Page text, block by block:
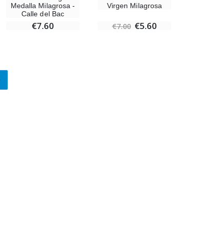
Medalla Milagrosa -
Calle del Bac
€7.60
Virgen Milagrosa
€7.00 €5.60